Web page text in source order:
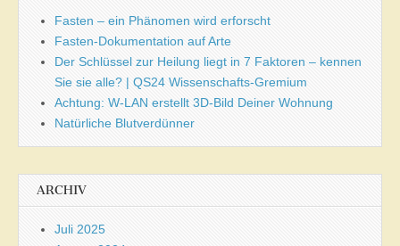
Fasten – ein Phänomen wird erforscht
Fasten-Dokumentation auf Arte
Der Schlüssel zur Heilung liegt in 7 Faktoren – kennen
Sie sie alle? | QS24 Wissenschafts-Gremium
Achtung: W-LAN erstellt 3D-Bild Deiner Wohnung
Natürliche Blutverdünner
ARCHIV
Juli 2025